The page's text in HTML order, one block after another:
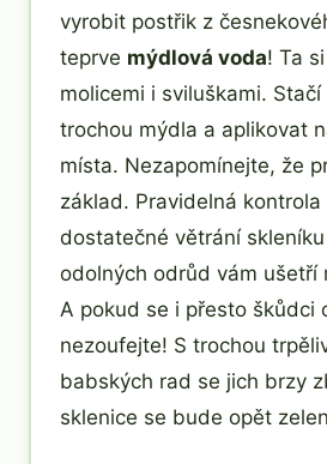
vyrobit postřik z
teprve mýdlová voda! Ta
molicemi i sviluškami.
trochou mýdla a aplikovat
místa. Nezapomínejte, že
základ. Pravidelná kontrola
dostatečné větrání
odolných odrůd vám ušetří
A pokud se i přesto škůdci
nezoufejte! S trochou
babských rad se jich brzy
sklenice se bude opět